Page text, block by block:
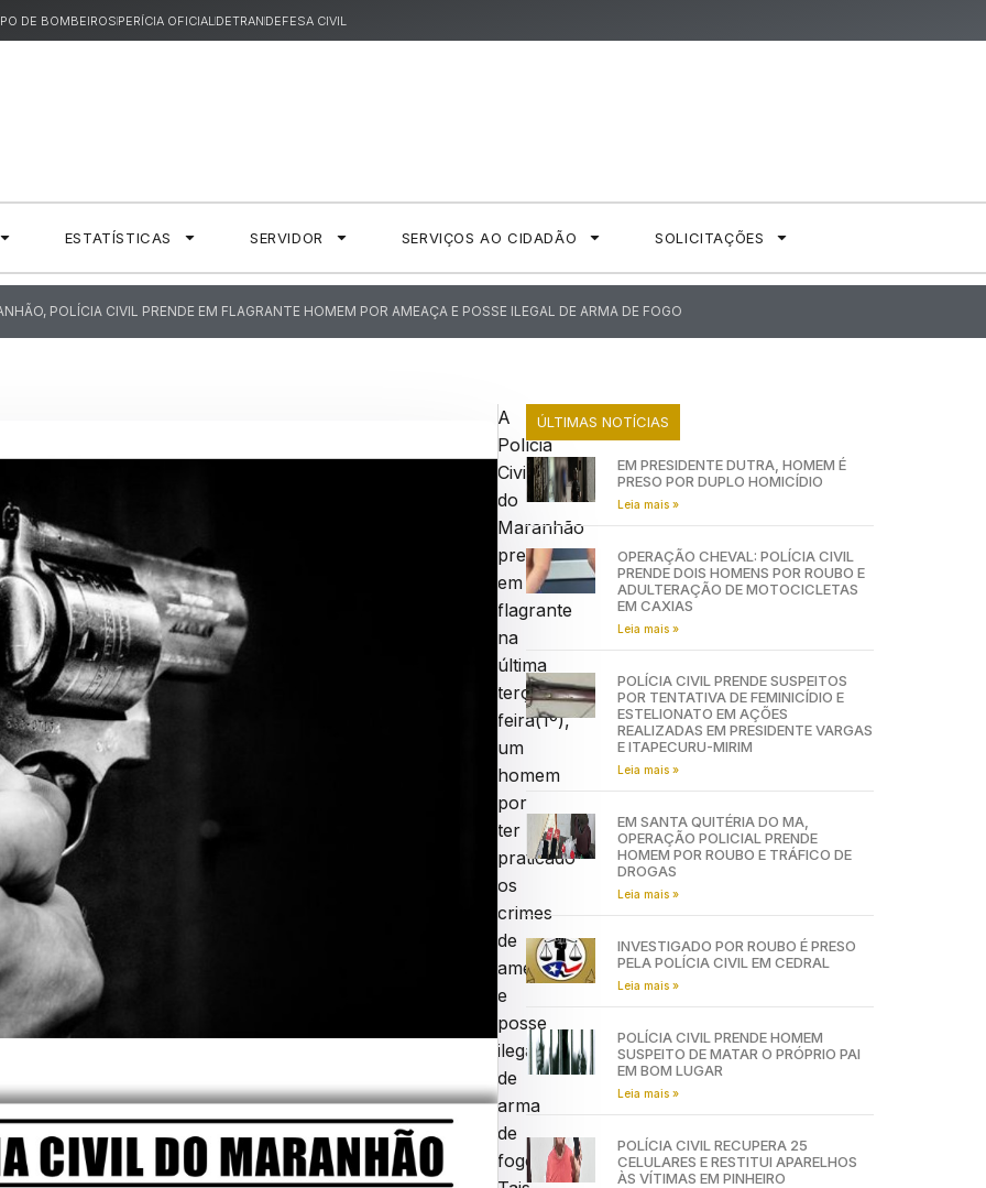
DE BOMBEIROSPERÍCIA OFICIALDETRANDEFESA CIVIL
ESTATÍSTICAS SERVIDOR SERVIÇOS AO CIDADÃO SOLICITAÇÕES
POLÍCIA CIVIL PRENDE EM FLAGRANTE HOMEM POR AMEAÇA E POSSE ILEGAL DE ARMA DE FOGO
A
Polícia
Civil
do
Maranhão
prendeu
em
flagrante
na
última
terça-
feira(1º),
um
homem
por
ter
praticado
os
crimes
de
ameaça
e
posse
ilegal
de
arma
de
fogo.
ÚLTIMAS NOTÍCIAS
EM PRESIDENTE DUTRA, HOMEM É
PRESO POR DUPLO HOMICÍDIO
Leia mais »
OPERAÇÃO CHEVAL: POLÍCIA CIVIL
PRENDE DOIS HOMENS POR ROUBO E
ADULTERAÇÃO DE MOTOCICLETAS
EM CAXIAS
Leia mais »
POLÍCIA CIVIL PRENDE SUSPEITOS
POR TENTATIVA DE FEMINICÍDIO E
ESTELIONATO EM AÇÕES
REALIZADAS EM PRESIDENTE VARGAS
E ITAPECURU-MIRIM
Leia mais »
EM SANTA QUITÉRIA DO MA,
OPERAÇÃO POLICIAL PRENDE
HOMEM POR ROUBO E TRÁFICO DE
DROGAS
Leia mais »
INVESTIGADO POR ROUBO É PRESO
PELA POLÍCIA CIVIL EM CEDRAL
Leia mais »
POLÍCIA CIVIL PRENDE HOMEM
SUSPEITO DE MATAR O PRÓPRIO PAI
EM BOM LUGAR
Leia mais »
POLÍCIA CIVIL RECUPERA 25
CELULARES E RESTITUI APARELHOS
ÀS VÍTIMAS EM PINHEIRO